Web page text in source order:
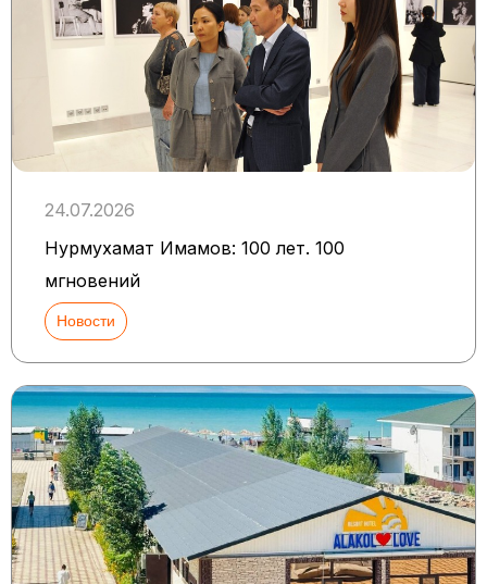
24.07.2026
Нурмухамат Имамов: 100 лет. 100
мгновений
Новости